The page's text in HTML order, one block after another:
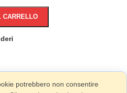
CARRELLO
potrebbero non consentire